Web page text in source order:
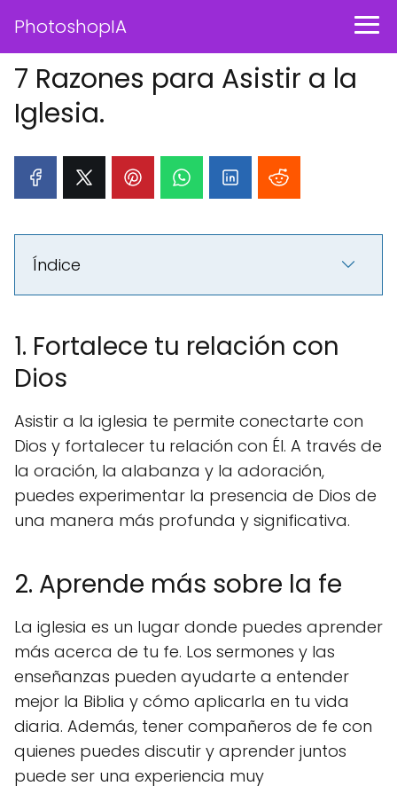
PhotoshopIA
7 Razones para Asistir a la
Iglesia.
Índice
1. Fortalece tu relación con
Dios
Asistir a la iglesia te permite conectarte con
Dios y fortalecer tu relación con Él. A través de
la oración, la alabanza y la adoración,
puedes experimentar la presencia de Dios de
una manera más profunda y significativa.
2. Aprende más sobre la fe
La iglesia es un lugar donde puedes aprender
más acerca de tu fe. Los sermones y las
enseñanzas pueden ayudarte a entender
mejor la Biblia y cómo aplicarla en tu vida
diaria. Además, tener compañeros de fe con
quienes puedes discutir y aprender juntos
puede ser una experiencia muy